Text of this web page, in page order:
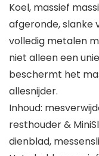
Koel, massief
afgeronde, slanke
volledig metalen
niet alleen een
beschermt het
allesnijder.
Inhoud:
resthouder &
dienblad,